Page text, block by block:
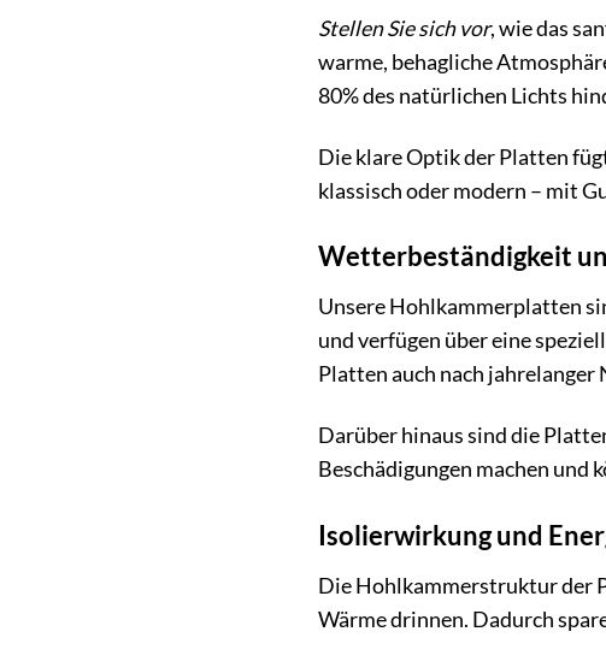
Stellen Sie sich vor, wie das
warme, behagliche
80% des natürlichen Lichts
Die klare Optik der Platten
klassisch oder modern – mit
Wetterbeständigkeit
Unsere Hohlkammerplatten
und verfügen über eine
Platten auch nach
Darüber hinaus sind die
Beschädigungen machen und
Isolierwirkung und
Die Hohlkammerstruktur der
Wärme drinnen. Dadurch